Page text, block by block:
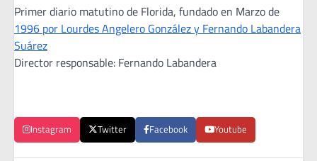
Primer diario matutino de Florida, fundado en Marzo de
1996 por Lourdes Angelero González y Fernando Labandera
Suárez
Director responsable: Fernando Labandera
Instagram Twitter Facebook Youtube